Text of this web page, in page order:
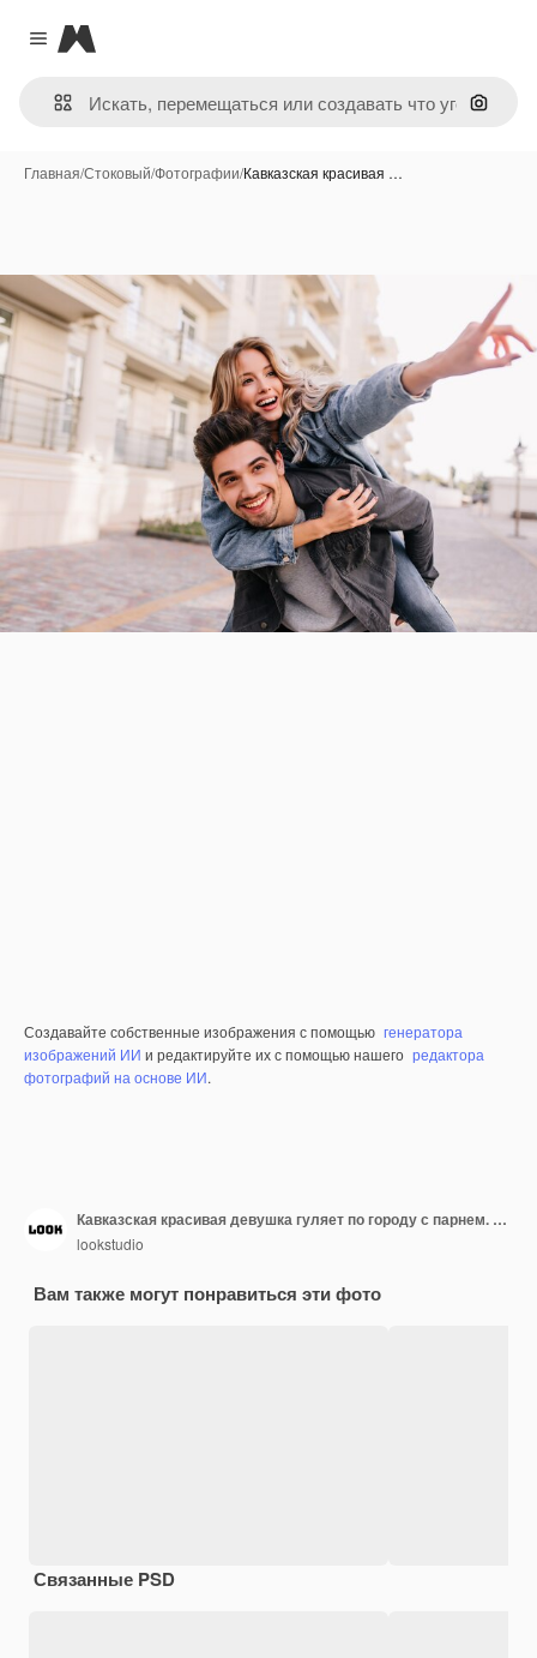
Close menu
Magnific
Поиск
Главная/Стоковый/Фотографии/Кавказская красивая …
Создавайте собственные изображения с помощью генератора
изображений ИИ и редактируйте их с помощью нашего редактора
фотографий на основе ИИ.
Кавказская красивая девушка гуляет по городу с парнем. Улыбающийся человек брюнетки, проводящий выходные с подругой.
lookstudio
Вам также могут понравиться эти фото
Связанные PSD